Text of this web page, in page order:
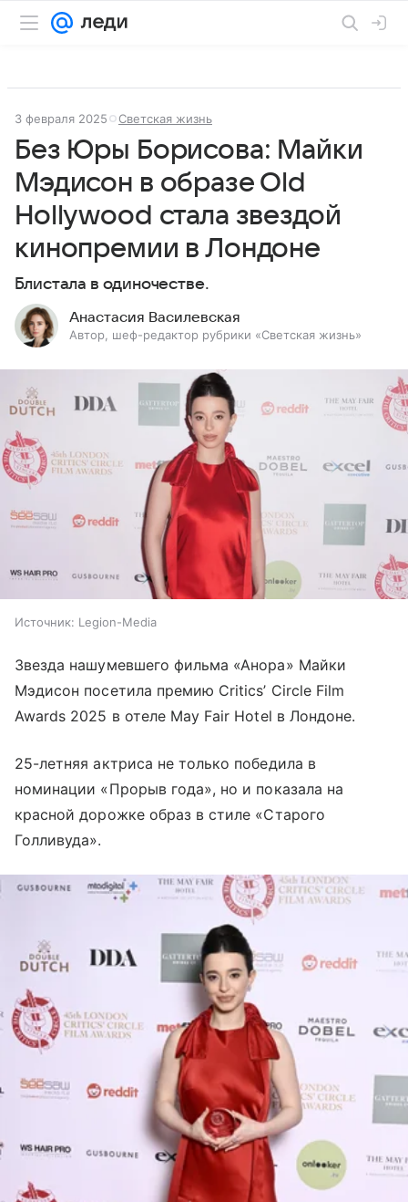
3 февраля 2025 Светская жизнь
Без Юры Борисова: Майки
Мэдисон в образе Old
Hollywood стала звездой
кинопремии в Лондоне
Блистала в одиночестве.
Анастасия Василевская
Автор, шеф-редактор рубрики «Светская жизнь»
Источник: Legion-Media
Звезда нашумевшего фильма «Анора» Майки
Мэдисон посетила премию Critics’ Circle Film
Awards 2025 в отеле May Fair Hotel в Лондоне.
25-летняя актриса не только победила в
номинации «Прорыв года», но и показала на
красной дорожке образ в стиле «Старого
Голливуда».